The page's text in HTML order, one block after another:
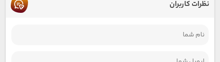
نظرات کاربران